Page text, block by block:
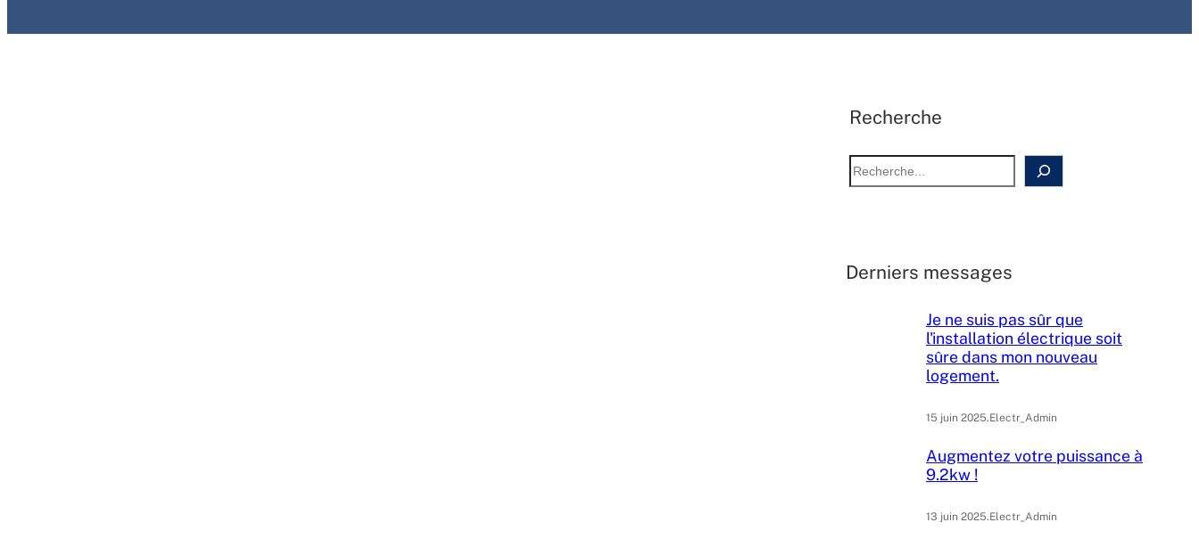
Recherche
R
e
r
Derniers messages
Je ne suis pas sûr que
l'installation électrique soit
sûre dans mon nouveau
logement.
15 juin 2025.Electr_Admin
Augmentez votre puissance à
9.2kw !
13 juin 2025.Electr_Admin